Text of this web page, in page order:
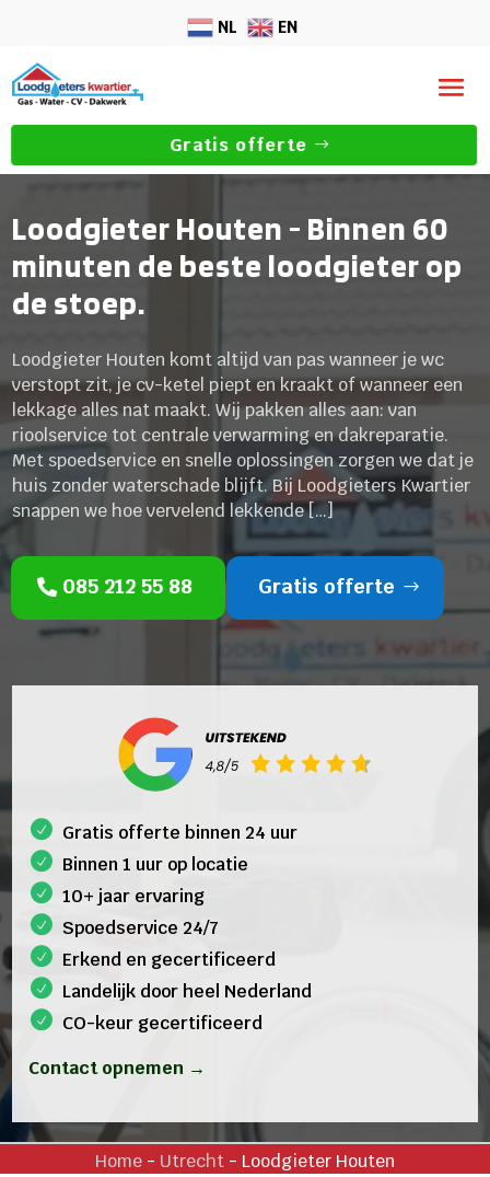
NL EN
Gratis offerte
Loodgieter Houten - Binnen 60
minuten de beste loodgieter op
de stoep.
Loodgieter Houten komt altijd van pas wanneer je wc
verstopt zit, je cv-ketel piept en kraakt of wanneer een
lekkage alles nat maakt. Wij pakken alles aan: van
rioolservice tot centrale verwarming en dakreparatie.
Met spoedservice en snelle oplossingen zorgen we dat je
huis zonder waterschade blijft. Bij Loodgieters Kwartier
snappen we hoe vervelend lekkende […]
085 212 55 88 Gratis offerte
Gratis offerte binnen 24 uur
Binnen 1 uur op locatie
10+ jaar ervaring
Spoedservice 24/7
Erkend en gecertificeerd
Landelijk door heel Nederland
CO-keur gecertificeerd
Contact opnemen →
Home- Utrecht- Loodgieter Houten